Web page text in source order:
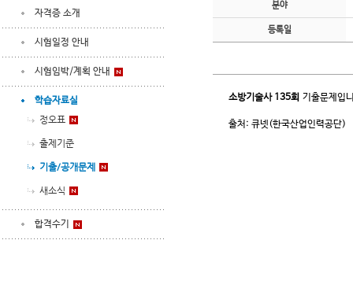
자격증 소개
시험일정 안내
시험임박/계획 안내
학습자료실
정오표
출제기준
기출/공개문제
새소식
합격수기
분야
등록일
소방기술사 135회 기출문제입
출처: 큐넷(한국산업인력공단)